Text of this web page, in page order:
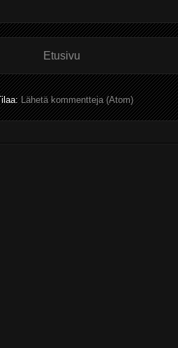
Etusivu
Lähetä kommentteja (Atom)